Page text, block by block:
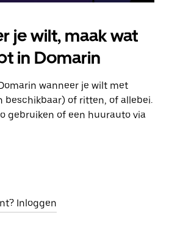
je wilt, maak wat
in Domarin
wanneer je wilt met
beschikbaar) of ritten, of allebei.
gebruiken of een huurauto via
Inloggen